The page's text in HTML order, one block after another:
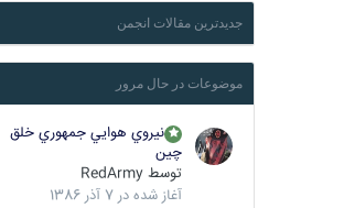
جدیدترین مقالات انجمن
موضوعات در حال مرور
نيروي هوايي جمهوري خلق
چين
توسط RedArmy
آغاز شده در 7 آذر 1386